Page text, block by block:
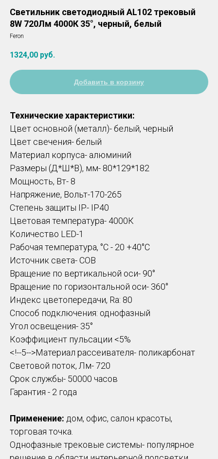
Светильник светодиодный AL102 трековый
8W 720Лм 4000К 35°, черный, белый
Feron
1324,00 руб.
Добавить в корзину
Технические характеристики:
Цвет основной (металл)- белый, черный
Цвет свечения- белый
Материал корпуса- алюминий
Размеры (Д*Ш*В), мм- 80*129*182
Мощность, Вт- 8
Напряжение, Вольт-170-265
Степень защиты IP- IP40
Цветовая температура- 4000К
Количество LED-1
Рабочая температура, °C - 20 +40°C
Источник света- COB
Вращение по вертикальной оси- 90°
Вращение по горизонтальной оси- 360°
Индекс цветопередачи, Ra: 80
Способ подключения: однофазный
Угол освещения- 35°
Коэффициент пульсации <5%
<!--5-->Материал рассеивателя- поликарбонат
Световой поток, Лм- 720
Срок службы- 50000 часов
Гарантия - 2 года
Применение: дом, офис, салон красоты,
торговая точка.
Однофазные трековые системы- популярное